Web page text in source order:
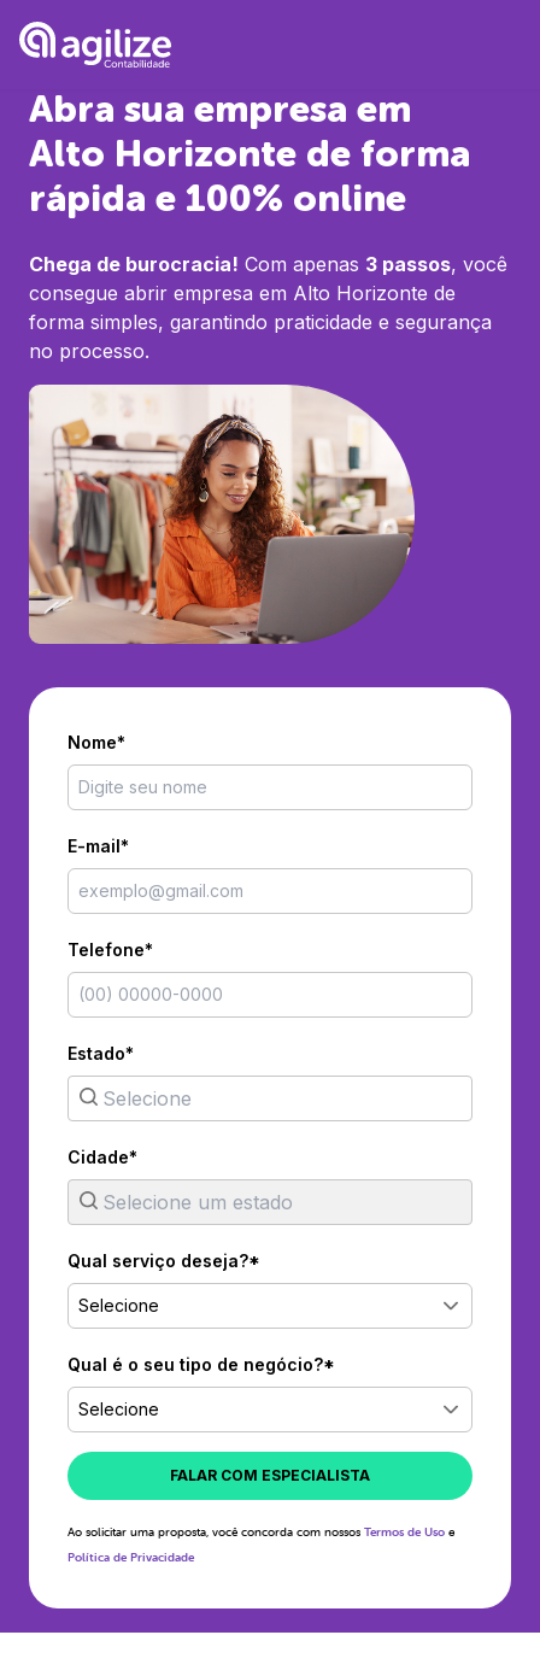
Abra sua empresa em
Alto Horizonte de forma
rápida e 100% online
Chega de burocracia! Com apenas 3 passos, você
consegue abrir empresa em Alto Horizonte de
forma simples, garantindo praticidade e segurança
no processo.
Nome*
E-mail*
Telefone*
Estado*
Cidade*
Qual serviço deseja?*
Selecione
Qual é o seu tipo de negócio?*
Selecione
FALAR COM ESPECIALISTA
Ao solicitar uma proposta, você concorda com nossos Termos de Uso e
Política de Privacidade